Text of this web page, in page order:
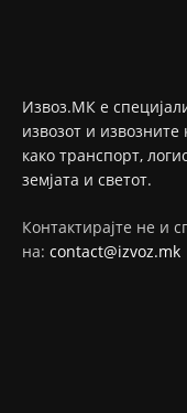
Извоз.МК е
извозот и
како транспорт,
земјата и светот.
Контактирајте не и
на: contact@izvoz.mk